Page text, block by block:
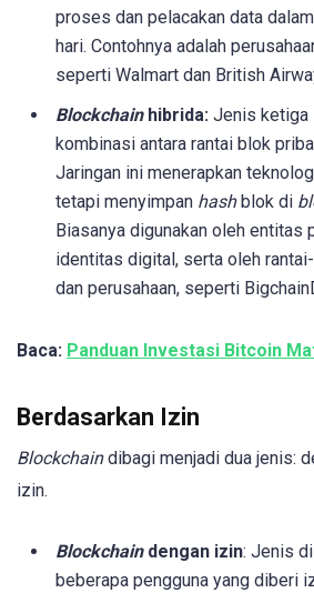
proses dan pelacakan data
hari. Contohnya adalah
seperti Walmart dan British
Blockchainhibrida: Jenis ketiga
kombinasi antara rantai blok
Jaringan ini menerapkan
tetapi menyimpan hashblok di
Biasanya digunakan oleh entitas
identitas digital, serta oleh
dan perusahaan, seperti
Baca: Panduan Investasi Bitcoin
Berdasarkan Izin
Blockchaindibagi menjadi dua jenis:
izin.
Blockchaindengan izin: Jenis
beberapa pengguna yang diberi